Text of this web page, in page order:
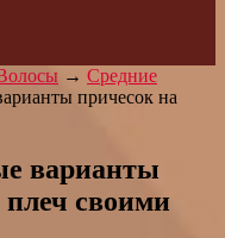
→ Средние
причесок на
варианты
своими